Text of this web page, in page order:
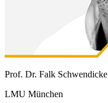
Prof. Dr. Falk Schwendicke
LMU München